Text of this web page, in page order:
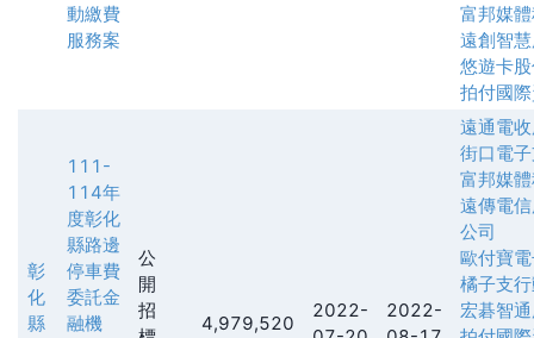
動繳費
服務案
富邦媒
遠創智
悠遊卡
拍付國
彰
化
縣
111-
114年
度彰化
縣路邊
停車費
委託金
融機
公
開
招
4,979,520
2022-
2022-
遠通電
街口電
富邦媒
遠傳電
公司
歐付寶
橘子支
宏碁智